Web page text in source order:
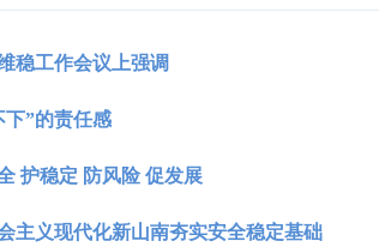
稳工作会议上强调
下”的责任感
护稳定 防风险 促发展
主义现代化新山南夯实安全稳定基础